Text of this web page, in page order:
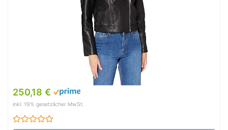
250,18 €
inkl. 19% gesetzlicher MwSt.